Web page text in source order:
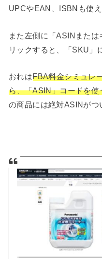
UPCやEAN、ISBNも使え
また左側に「ASINまた
リックすると、「SKU」
おれはFBA料金シミュレ
ら、「ASIN」コードを
の商品には絶対ASINがつ